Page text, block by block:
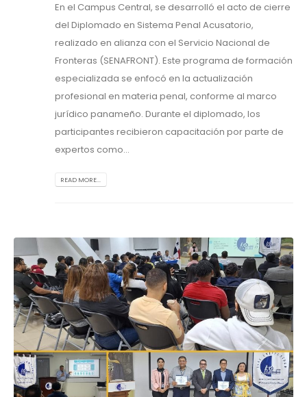
En el Campus Central, se desarrolló el acto de cierre
del Diplomado en Sistema Penal Acusatorio,
realizado en alianza con el Servicio Nacional de
Fronteras (SENAFRONT). Este programa de formación
especializada se enfocó en la actualización
profesional en materia penal, conforme al marco
jurídico panameño. Durante el diplomado, los
participantes recibieron capacitación por parte de
expertos como...
READ MORE...